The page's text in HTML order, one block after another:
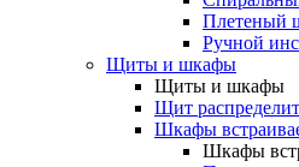
Плетеный
Ручной
Щиты и шкафы
Щиты и шкафы
Щит
Шкафы
Шкафы